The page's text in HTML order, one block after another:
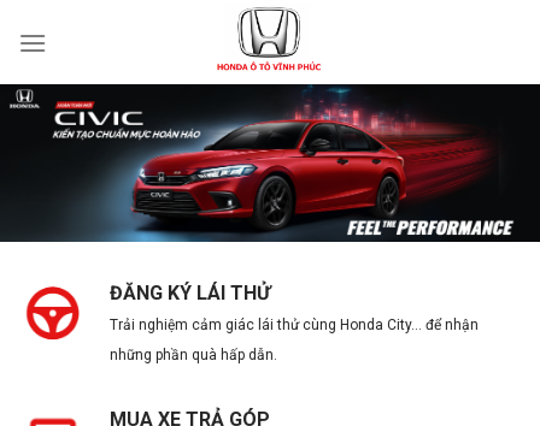
ĐĂNG KÝ LÁI THỬ
Trải nghiệm cảm giác lái thử cùng Honda City… để nhận
những phần quà hấp dẫn.
MUA XE TRẢ GÓP